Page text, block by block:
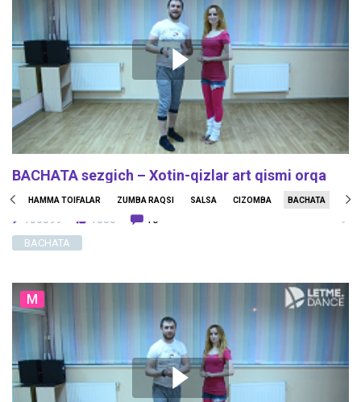
HAMMA TOIFALAR ZUMBA RAQSI SALSA CIZOMBA BACHATA
BACHATA sezgich – Xotin-qizlar art qismi orqa
qismi orqali o‘ng va chapga burilmoqda
156599 1330 10
BACHATA
M